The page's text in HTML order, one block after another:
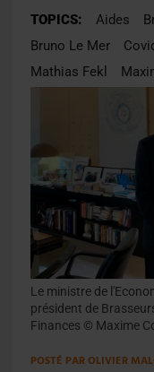
TOPICS: Aides
Bruno Le Mer
Mathias Fekl
Le ministre de
président de
Finances © Maxime
POSTÉ PAROLIVIER